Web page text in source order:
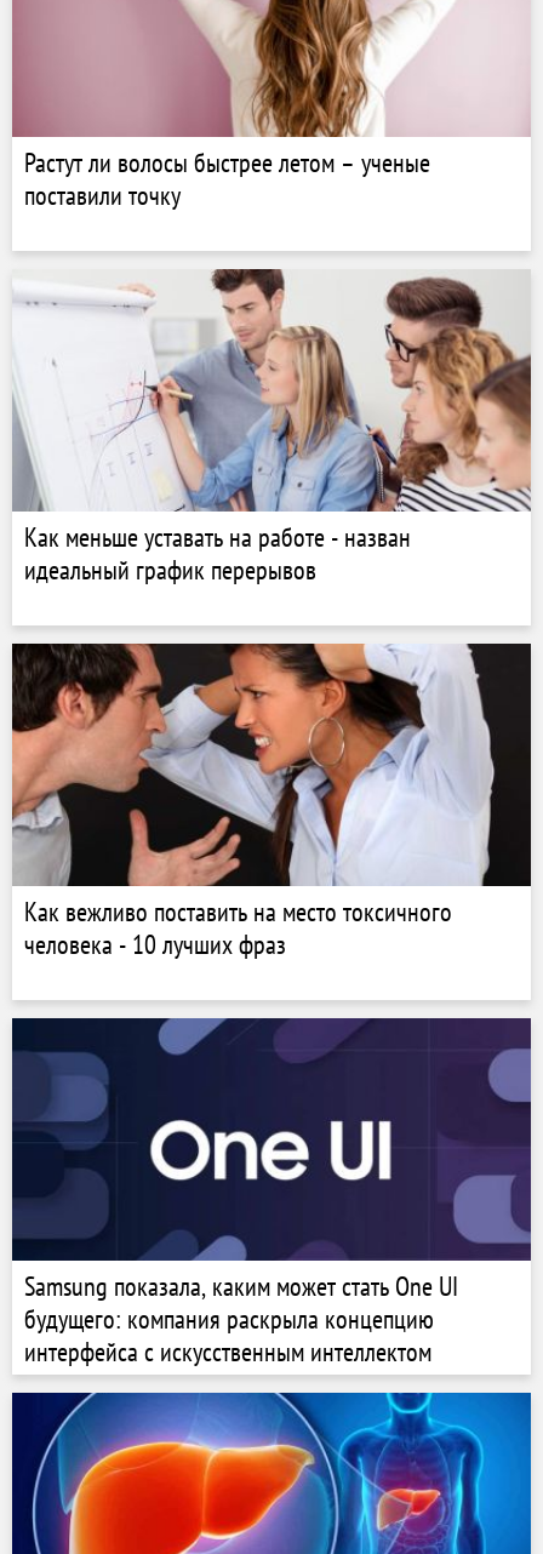
Растут ли волосы быстрее летом – ученые
поставили точку
Как меньше уставать на работе - назван
идеальный график перерывов
Как вежливо поставить на место токсичного
человека - 10 лучших фраз
Samsung показала, каким может стать One UI
будущего: компания раскрыла концепцию
интерфейса с искусственным интеллектом